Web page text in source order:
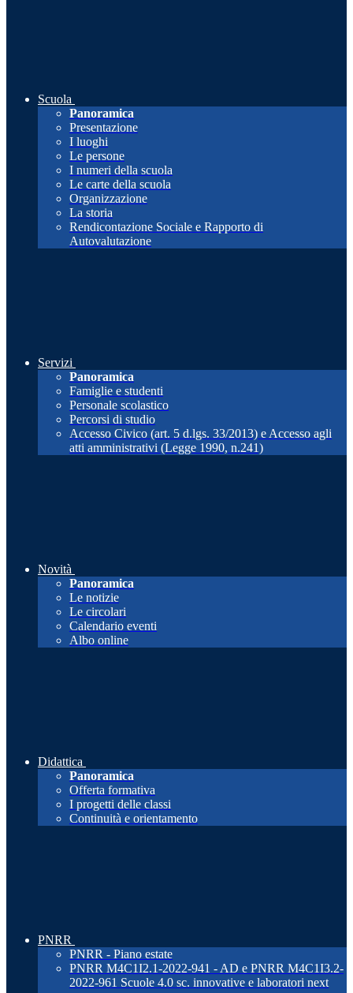
Scuola
Panoramica
Presentazione
I luoghi
Le persone
I numeri della scuola
Le carte della scuola
Organizzazione
La storia
Rendicontazione Sociale e Rapporto di
Autovalutazione
Servizi
Panoramica
Famiglie e studenti
Personale scolastico
Percorsi di studio
Accesso Civico (art. 5 d.lgs. 33/2013) e Accesso agli
atti amministrativi (Legge 1990, n.241)
Novità
Panoramica
Le notizie
Le circolari
Calendario eventi
Albo online
Didattica
Panoramica
Offerta formativa
I progetti delle classi
Continuità e orientamento
PNRR
PNRR - Piano estate
PNRR M4C1I2.1-2022-941 - AD e PNRR M4C1I3.2-
2022-961 Scuole 4.0 sc. innovative e laboratori next